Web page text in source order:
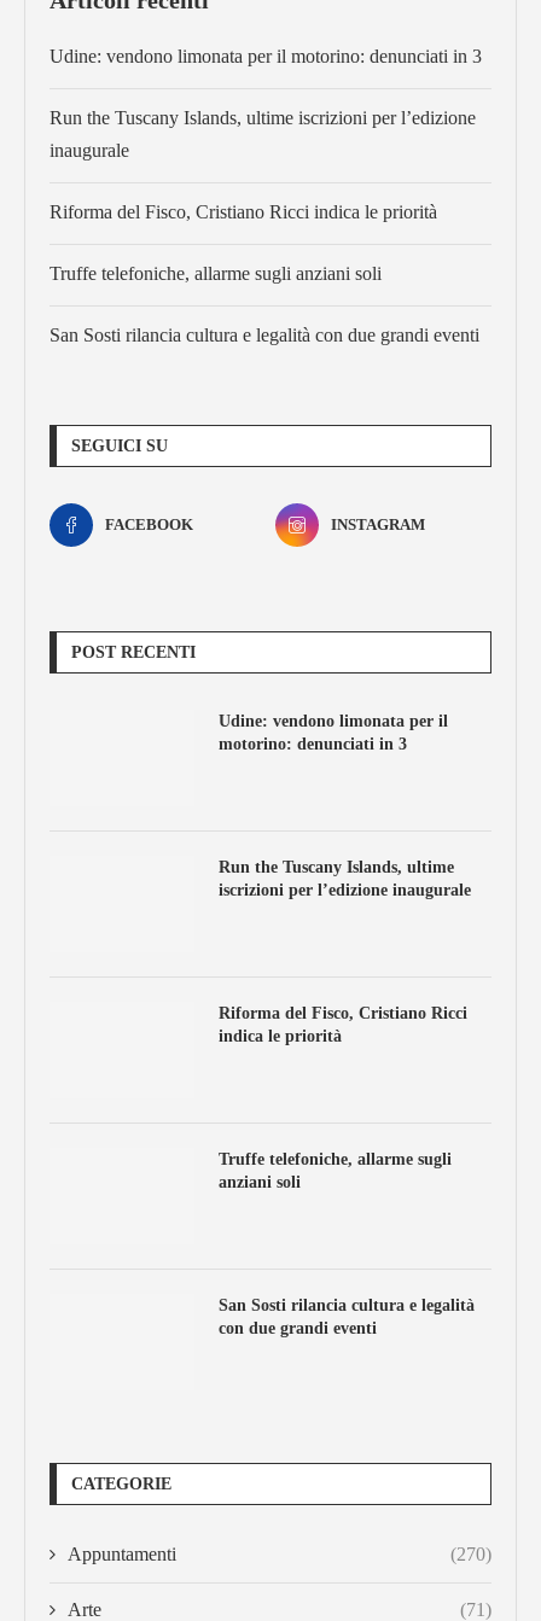
Udine: vendono limonata per il motorino: denunciati in 3
Run the Tuscany Islands, ultime iscrizioni per l’edizione
inaugurale
Riforma del Fisco, Cristiano Ricci indica le priorità
Truffe telefoniche, allarme sugli anziani soli
San Sosti rilancia cultura e legalità con due grandi eventi
SEGUICI SU
FACEBOOK INSTAGRAM
POST RECENTI
Udine: vendono limonata per il
motorino: denunciati in 3
Run the Tuscany Islands, ultime
iscrizioni per l’edizione inaugurale
Riforma del Fisco, Cristiano Ricci
indica le priorità
Truffe telefoniche, allarme sugli
anziani soli
San Sosti rilancia cultura e legalità
con due grandi eventi
CATEGORIE
Appuntamenti (270)
Arte (71)